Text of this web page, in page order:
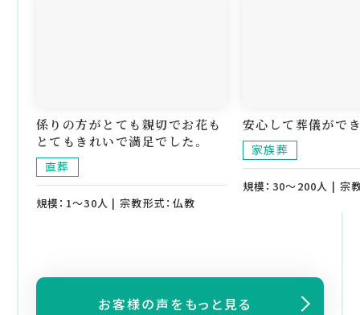
係りの方がとても親切でお花も
とてもきれいで満足でした。
直葬
規模：1～30人 | 宗教形式：仏教
安心して葬儀がで
家族葬
規模：30～200人 | 宗
お客様の声をもっと見る